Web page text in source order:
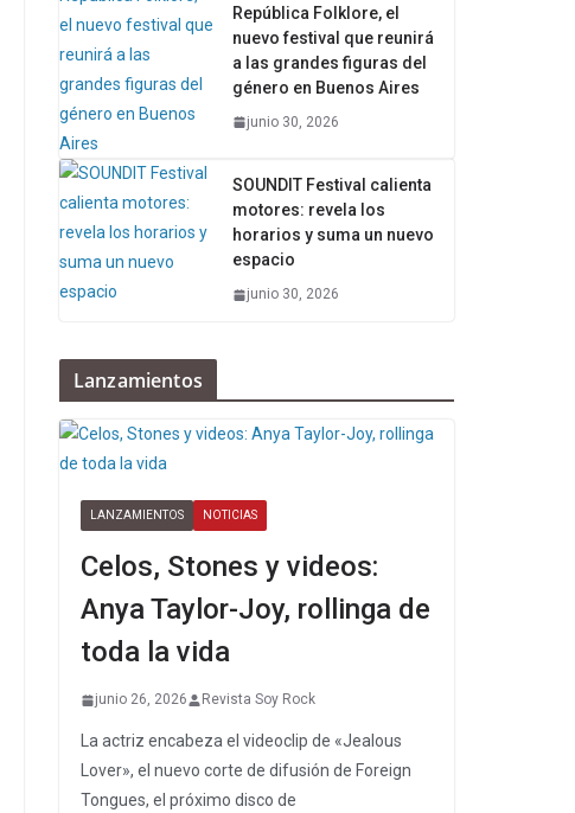
República Folklore, el
nuevo festival que reunirá
a las grandes figuras del
género en Buenos Aires
junio 30, 2026
SOUNDIT Festival calienta
motores: revela los
horarios y suma un nuevo
espacio
junio 30, 2026
Lanzamientos
LANZAMIENTOS NOTICIAS
Celos, Stones y videos:
Anya Taylor-Joy, rollinga de
toda la vida
junio 26, 2026 Revista Soy Rock
La actriz encabeza el videoclip de «Jealous
Lover», el nuevo corte de difusión de Foreign
Tongues, el próximo disco de